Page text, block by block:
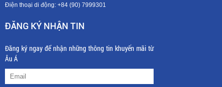
Điện thoại di động: +84 (90) 7999301
ĐĂNG KÝ NHẬN TIN
Đăng ký ngay để nhận những thông tin khuyến mãi từ
Âu Á